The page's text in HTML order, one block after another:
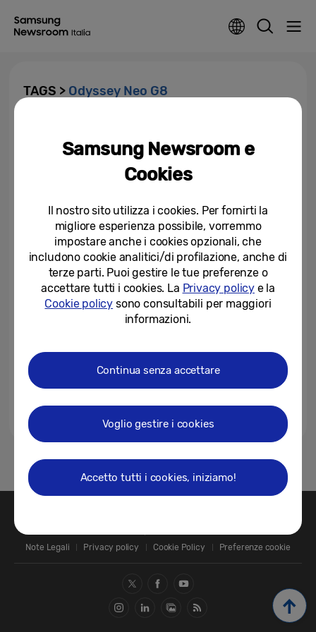
TAGS > Odyssey Neo G8
Odyssey Neo G8, il nuovo
monitor gaming
La gamma monitor Samsung
stabilisce un nuovo record di
successi ottenendo nove...
17-01-2022
La versatile gamma di monitor
presentata al CES 2022
riconferma la leadership di...
03-01-2022
Note Legali
Privacy policy Cookie Policy Preferenze cookie
Samsung Newsroom e
Cookies
Il nostro sito utilizza i cookies. Per fornirti la
migliore esperienza possibile, vorremmo
impostare anche i cookies opzionali, che
includono cookie analitici/di profilazione, anche di
terze parti. Puoi gestire le tue preferenze o
accettare tutti i cookies. La Privacy policye la
Cookie policy sono consultabili per maggiori
informazioni.
Continua senza accettare
Voglio gestire i cookies
Accetto tutti i cookies, iniziamo!